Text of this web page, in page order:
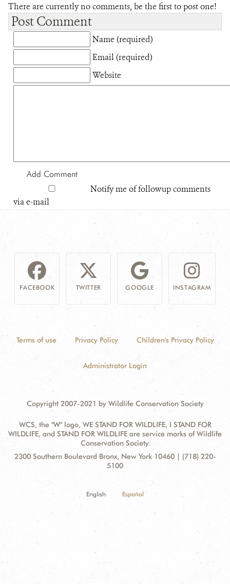
There are currently no comments, be the first to post one!
Post Comment
Name (required)
Email (required)
Website
Notify me of followup comments
via e-mail
FACEBOOK TWITTER GOOGLE INSTAGRAM
Terms of use Privacy Policy Children's Privacy Policy
Administrator Login
Copyright 2007-2021 by Wildlife Conservation Society
WCS, the "W" logo, WE STAND FOR WILDLIFE, I STAND FOR
WILDLIFE, and STAND FOR WILDLIFE are service marks of Wildlife
Conservation Society.
Contact
Address:
2300 Southern Boulevard Bronx, New York 10460 | (718) 220-
5100
English Español